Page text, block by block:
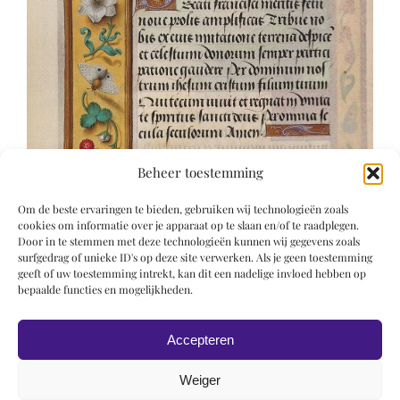
Beheer toestemming
Om de beste ervaringen te bieden, gebruiken wij technologieën zoals
cookies om informatie over je apparaat op te slaan en/of te raadplegen.
Door in te stemmen met deze technologieën kunnen wij gegevens zoals
surfgedrag of unieke ID's op deze site verwerken. Als je geen toestemming
geeft of uw toestemming intrekt, kan dit een nadelige invloed hebben op
bepaalde functies en mogelijkheden.
Accepteren
Weiger